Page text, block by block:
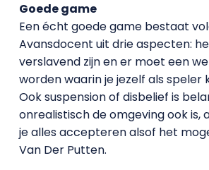
Goede game
Een écht goede game bestaat
Avansdocent uit drie aspecten:
verslavend zijn en er moet een
worden waarin je jezelf als speler
Ook suspension of disbelief is
onrealistisch de omgeving ook is,
je alles accepteren alsof het
Van Der Putten.